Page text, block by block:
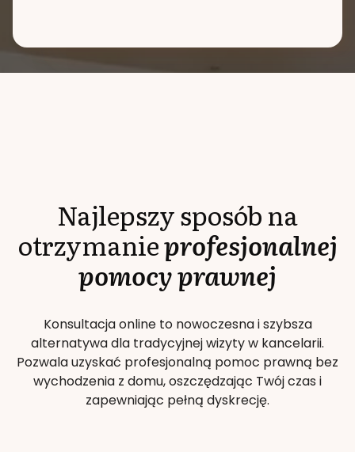
Najlepszy sposób na
otrzymanieprofesjonalnej
pomocy prawnej
Konsultacja online to nowoczesna i szybsza
alternatywa dla tradycyjnej wizyty w kancelarii.
Pozwala uzyskać profesjonalną pomoc prawną bez
wychodzenia z domu, oszczędzając Twój czas i
zapewniając pełną dyskrecję.